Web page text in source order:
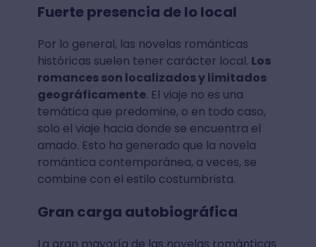
Fuerte presencia de lo local
Por lo general, las novelas románticas
históricas suelen tener carácter local. Los
romances son localizados y limitados
geográficamente. El viaje no es una
temática que predomine, o en todo caso,
solo el viaje hacia donde se encuentra el
amado. Esto ha generado que la novela
romántica contemporánea, a veces, se
combine con el estilo costumbrista.
Gran carga autobiográfica